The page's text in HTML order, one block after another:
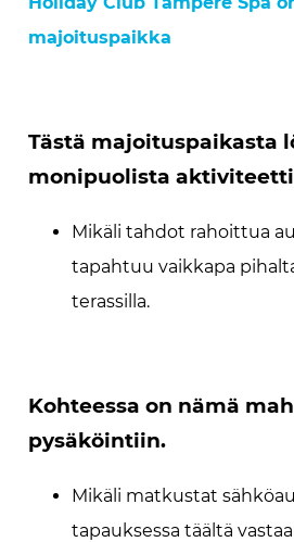
majoituspaikka
Tästä majoituspaikasta
monipuolista
Mikäli tahdot rahoittua
tapahtuu vaikkapa
terassilla.
Kohteessa on nämä
pysäköintiin.
Mikäli matkustat
tapauksessa täältä